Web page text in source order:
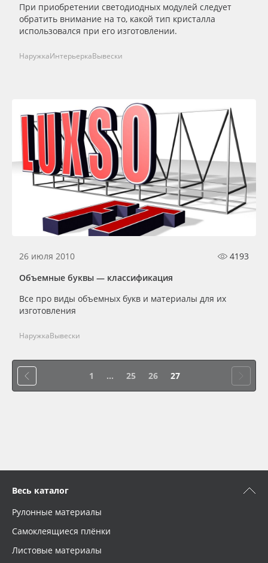
При приобретении светодиодных модулей следует
обратить внимание на то, какой тип кристалла
использовался при его изготовлении.
НаружкаИнтерьеркаВывески
26 июля 2010
4193
Объемные буквы — классификация
Все про виды объемных букв и материалы для их
изготовления
НаружкаВывески
1 ... 25 26 27
Весь каталог
Рулонные материалы
Самоклеящиеся плёнки
Листовые материалы